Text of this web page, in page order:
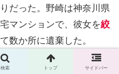
だった。野崎は神奈川県
マンションで、彼女を絞
数か所に遺棄した。
検索 トップ サイドバー